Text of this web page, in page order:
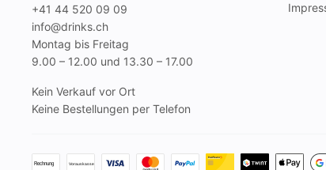
+41 44 520 09 09
info@drinks.ch
Montag bis Freitag
9.00 – 12.00 und 13.30 – 17.00
Kein Verkauf vor Ort
Keine Bestellungen per Telefon